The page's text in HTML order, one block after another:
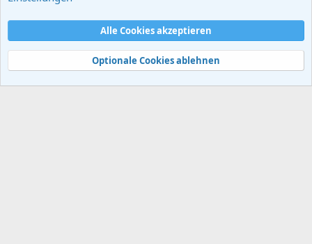
Nutzungsbedingungen
Datenschutz
Hilfe und Impressum
Start
R
S
Community platform by XenForo® © 2010-2024 XenForo Ltd.
Alle Cookies akzeptieren
Optionale Cookies ablehnen